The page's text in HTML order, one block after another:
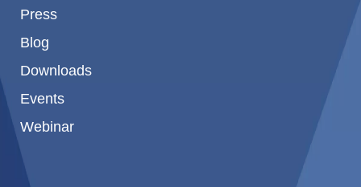
Press
Blog
Downloads
Events
Webinar